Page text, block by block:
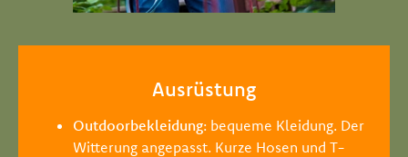
Ausrüstung
Outdoorbekleidung: bequeme Kleidung. Der
Witterung angepasst. Kurze Hosen und T-